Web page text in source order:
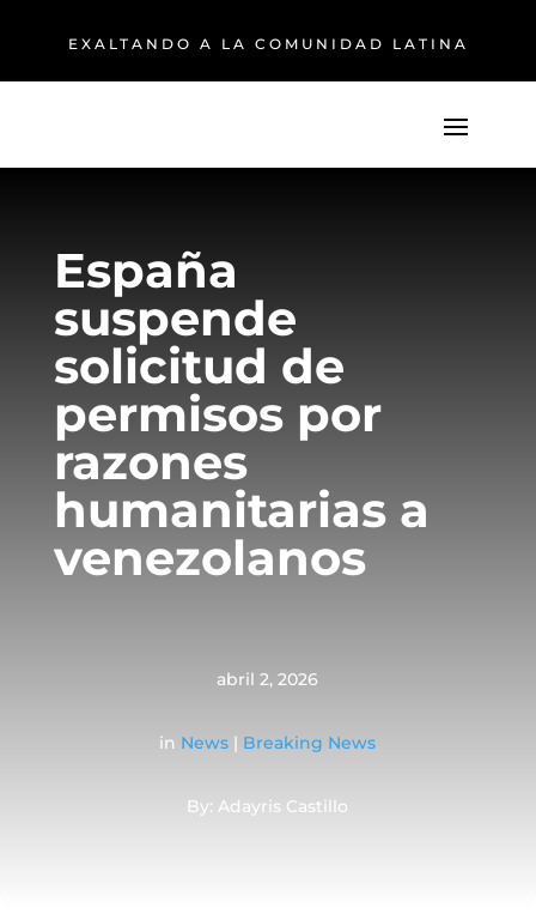
EXALTANDO A LA COMUNIDAD LATINA
España
suspende
solicitud de
permisos por
razones
humanitarias a
venezolanos
abril 2, 2026
in News | Breaking News
By: Adayris Castillo